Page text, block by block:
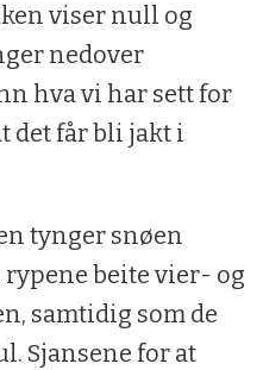
viser null og
nedover
hva vi har sett for
det får bli jakt i
tynger snøen
beite vier- og
samtidig som de
Sjansene for at